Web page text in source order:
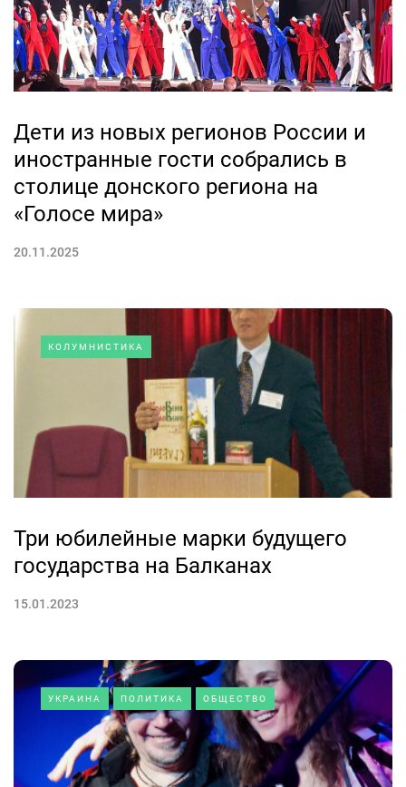
Дети из новых регионов России и
иностранные гости собрались в
столице донского региона на
«Голосе мира»
20.11.2025
КОЛУМНИСТИКА
Три юбилейные марки будущего
государства на Балканах
15.01.2023
УКРАИНА ПОЛИТИКА ОБЩЕСТВО